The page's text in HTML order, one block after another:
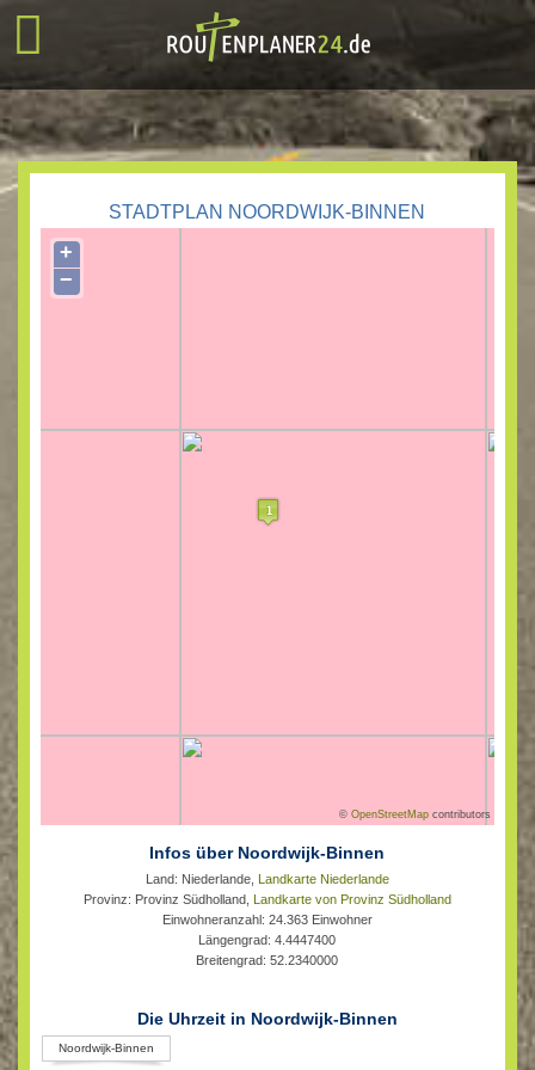
STADTPLAN NOORDWIJK-BINNEN
+
−
©OpenStreetMap contributors
Infos über Noordwijk-Binnen
Land: Niederlande, Landkarte Niederlande
Provinz: Provinz Südholland, Landkarte von Provinz Südholland
Einwohneranzahl: 24.363 Einwohner
Längengrad: 4.4447400
Breitengrad: 52.2340000
Die Uhrzeit in Noordwijk-Binnen
Noordwijk-Binnen